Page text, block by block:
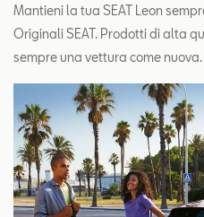
Mantieni la tua SEAT Leon
Originali SEAT. Prodotti di alta
sempre una vettura come nuova.